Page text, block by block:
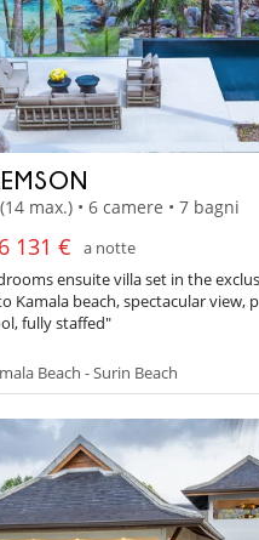
max.) • 6 camere • 7 bagni
131 €
a notte
ensuite villa set in the
Kamala beach, spectacular view,
fully staffed"
Beach - Surin Beach